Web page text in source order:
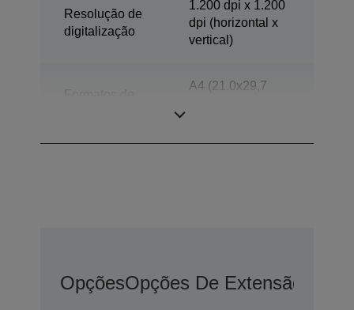
Resolução de
digitalização
1.200 dpi x 1.200
dpi (horizontal x
vertical)
A4 (21.0x29,7
OpçõesOpções De Extensão De